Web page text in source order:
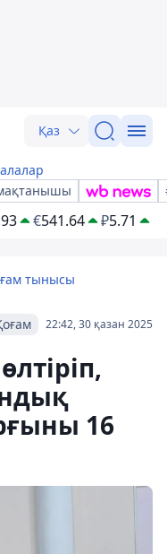
Қаз
€541.64 ₽5.71
тынысы
22:42, 30 қазан 2025
16